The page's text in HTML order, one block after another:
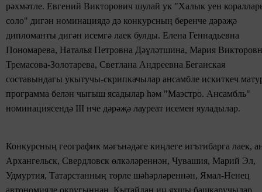
рәхмәтле. Евгений Викторович шулай ук "Халык уен
соло" дигән номинациядә дә конкурсның беренче дәрәҗә
дипломанты дигән исемгә лаек булды. Елена Геннадьевна
Пономарева, Наталья Петровна Дәүләтшина, Мария
Тремасова-Золотарева, Светлана Андреевна Беганская
составындагы укытучы-скрипкачылар ансамбле искиткеч
программа белән чыгыш ясадылар һәм "Маэстро. Ансамбль"
номинациясендә III нче дәрәҗә лауреат исемен яуладылар.
Конкурсның географик мәгънәдәге киңлеге игътибарга лаек,
Архангельск, Свердловск өлкәләреннән, Чувашия, Марий Эл,
Удмуртия, Татарстанның төрле шәһәрләреннән, Ямал-Ненец
автономияле округыннан, Кытайдан иң яхшы башкаручылар